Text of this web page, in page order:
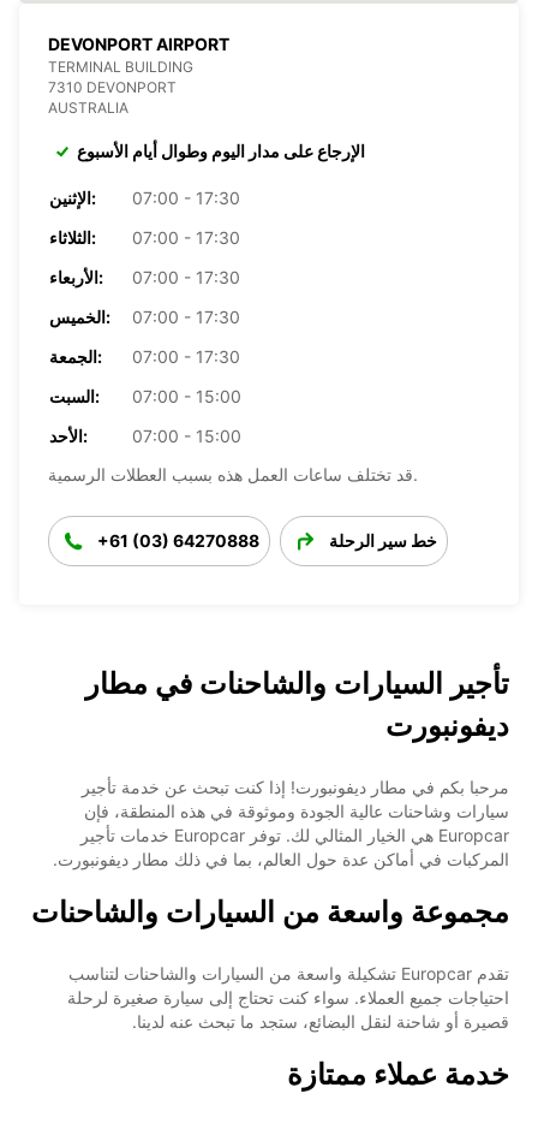
DEVONPORT AIRPORT
TERMINAL BUILDING
7310 DEVONPORT
AUSTRALIA
الإرجاع على مدار اليوم وطوال أيام الأسبوع
الإثنين:
07:00 - 17:30
الثلاثاء:
07:00 - 17:30
الأربعاء:
07:00 - 17:30
الخميس:
07:00 - 17:30
الجمعة:
07:00 - 17:30
السبت:
07:00 - 15:00
الأحد:
07:00 - 15:00
قد تختلف ساعات العمل هذه بسبب العطلات الرسمية.
+61 (03) 64270888 خط سير الرحلة
تأجير السيارات والشاحنات في مطار
ديفونبورت
مرحبا بكم في مطار ديفونبورت! إذا كنت تبحث عن خدمة تأجير
سيارات وشاحنات عالية الجودة وموثوقة في هذه المنطقة، فإن
Europcar هي الخيار المثالي لك. توفر Europcar خدمات تأجير
المركبات في أماكن عدة حول العالم، بما في ذلك مطار ديفونبورت.
مجموعة واسعة من السيارات والشاحنات
تقدم Europcar تشكيلة واسعة من السيارات والشاحنات لتناسب
احتياجات جميع العملاء. سواء كنت تحتاج إلى سيارة صغيرة لرحلة
قصيرة أو شاحنة لنقل البضائع، ستجد ما تبحث عنه لدينا.
خدمة عملاء ممتازة